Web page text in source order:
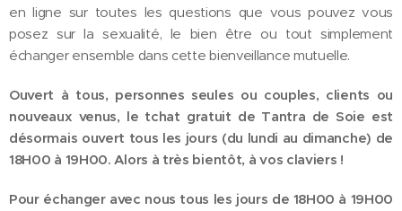
en ligne sur toutes les questions que vous pouvez vous
posez sur la sexualité, le bien être ou tout simplement
échanger ensemble dans cette bienveillance mutuelle.
Ouvert à tous, personnes seules ou couples, clients ou
nouveaux venus, le tchat gratuit de Tantra de Soie est
désormais ouvert tous les jours (du lundi au dimanche) de
18H00 à 19H00. Alors à très bientôt, à vos claviers !
Pour échanger avec nous tous les jours de 18H00 à 19H00